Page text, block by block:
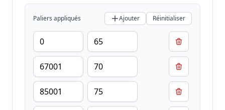
Paliers appliqués Ajouter Réinitialiser